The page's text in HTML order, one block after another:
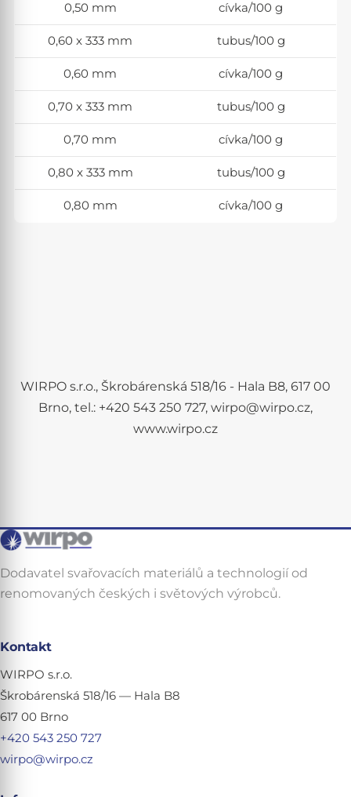
0,50 mm cívka/100 g
0,60 x 333 mm tubus/100 g
0,60 mm cívka/100 g
0,70 x 333 mm tubus/100 g
0,70 mm cívka/100 g
0,80 x 333 mm tubus/100 g
0,80 mm cívka/100 g
WIRPO s.r.o., Škrobárenská 518/16 - Hala B8, 617 00
Brno, tel.: +420 543 250 727, wirpo@wirpo.cz,
www.wirpo.cz
Dodavatel svařovacích materiálů a technologií od
renomovaných českých i světových výrobců.
Kontakt
WIRPO s.r.o.
Škrobárenská 518/16 — Hala B8
617 00 Brno
+420 543 250 727
wirpo@wirpo.cz